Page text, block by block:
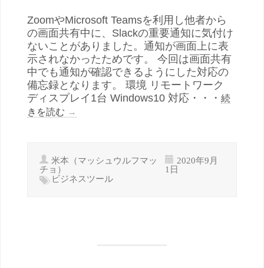
ZoomやMicrosoft Teamsを利用し他者から
の画面共有中に、Slackの重要通知に気付け
ないことがありました。通知が画面上に表
示されなかったためです。 今回は画面共有
中でも通知が確認できるようにした対応の
備忘録となります。 環境 リモートワーク
ディスプレイ1台 Windows10 対応・・・ 続
きを読む →
米本（マッシュウルフマッ
チョ）
2020年9月
1日
ビジネスツール